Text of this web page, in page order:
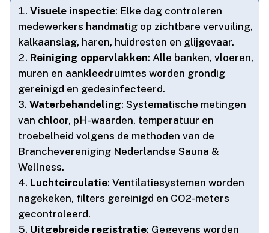
Visuele inspectie: Elke dag controleren
medewerkers handmatig op zichtbare vervuiling,
kalkaanslag, haren, huidresten en glijgevaar.​
Reiniging oppervlakken: Alle banken, vloeren,
muren en aankleedruimtes worden grondig
gereinigd en gedesinfecteerd.​
Waterbehandeling: Systematische metingen
van chloor, pH-waarden, temperatuur en
troebelheid volgens de methoden van de
Branchevereniging Nederlandse Sauna &
Wellness.​
Luchtcirculatie: Ventilatiesystemen worden
nagekeken, filters gereinigd en CO2-meters
gecontroleerd.​
Uitgebreide registratie: Gegevens worden